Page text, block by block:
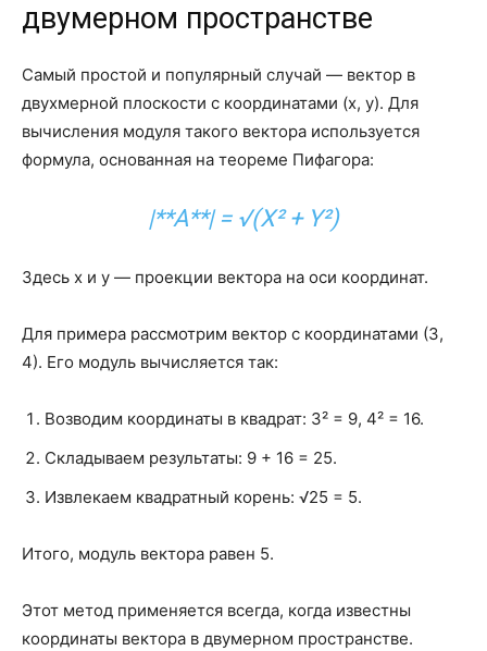
двумерном пространстве
Самый простой и популярный случай — вектор в
двухмерной плоскости с координатами (x, y). Для
вычисления модуля такого вектора используется
формула, основанная на теореме Пифагора:
|**A**| = √(X² + Y²)
Здесь x и y — проекции вектора на оси координат.
Для примера рассмотрим вектор с координатами (3,
4). Его модуль вычисляется так:
Возводим координаты в квадрат: 3² = 9, 4² = 16.
Складываем результаты: 9 + 16 = 25.
Извлекаем квадратный корень: √25 = 5.
Итого, модуль вектора равен 5.
Этот метод применяется всегда, когда известны
координаты вектора в двумерном пространстве.